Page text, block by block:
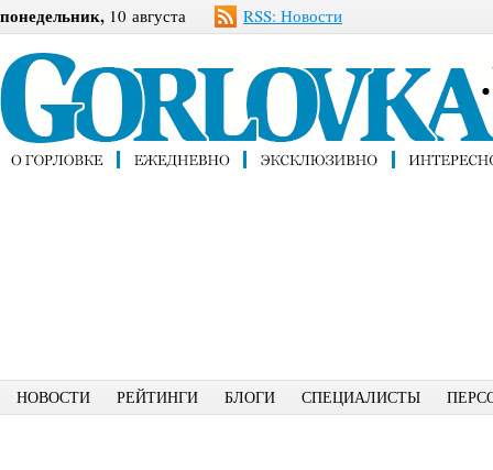
понедельник, 10 августа RSS: Новости
НОВОСТИ РЕЙТИНГИ БЛОГИ СПЕЦИАЛИСТЫ